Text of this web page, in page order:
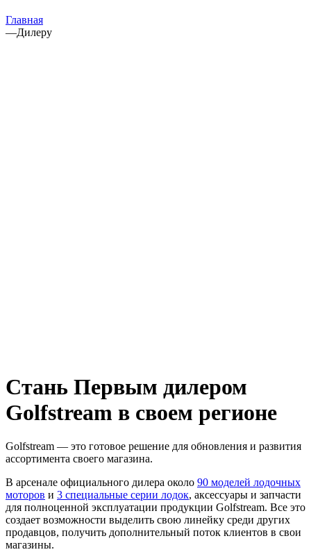
Главная
—Дилеру
Стань Первым дилером
Golfstream в своем регионе
Golfstream — это готовое решение для обновления и развития
ассортимента своего магазина.
В арсенале официального дилера около 90 моделей лодочных
моторов и 3 специальные серии лодок, аксессуары и запчасти
для полноценной эксплуатации продукции Golfstream. Все это
создает возможности выделить свою линейку среди других
продавцов, получить дополнительный поток клиентов в свои
магазины.